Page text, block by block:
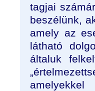
tagjai
beszélünk,
amely az
látható
általuk